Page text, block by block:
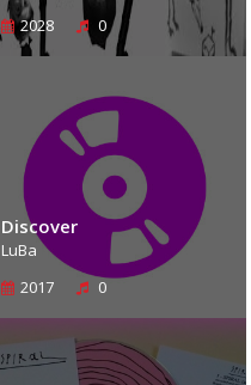
2028
0
Discover
LuBa
2017
0